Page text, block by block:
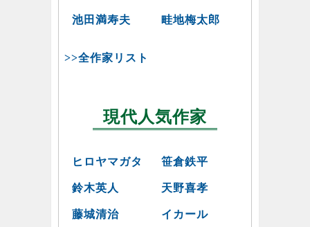
池田満寿夫 畦地梅太郎
>>全作家リスト
現代人気作家
ヒロヤマガタ 笹倉鉄平
鈴木英人 天野喜孝
藤城清治 イカール